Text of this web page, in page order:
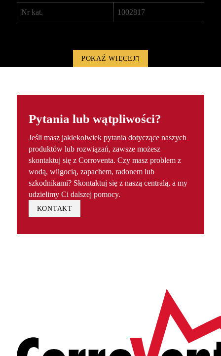
Nr kat. 1002817
POKAŹ WIĘCEJ
Pytania lub wątpliwości?
Jeśli masz jakiekolwiek pytania dotyczące naszych
produktów lub rozwiązań, zawsze możesz
skontaktuj się z Corroventa. Czy masz problem z
wodą, wilgocią, zapachem, radonem lub
szkodnikami? Skontaktuj się z naszą centralą, a my
udzielimy Ci dalszej pomocy.
KONTAKT